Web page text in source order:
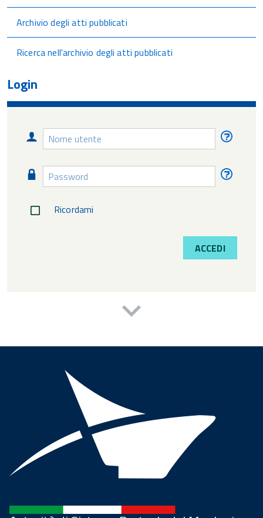
Archivio degli atti pubblicati
Ricerca nell'archivio degli atti pubblicati
Login
Nome
utente
Password
Ricordami
ACCEDI